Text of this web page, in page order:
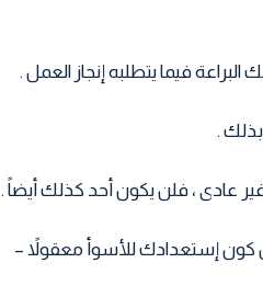
فيما يتطلبه إنجاز العمل .
.
عادى ، فلن يكون أحد كذلك أيضاً .
كون إستعدادك للأسوأ معقولاً –